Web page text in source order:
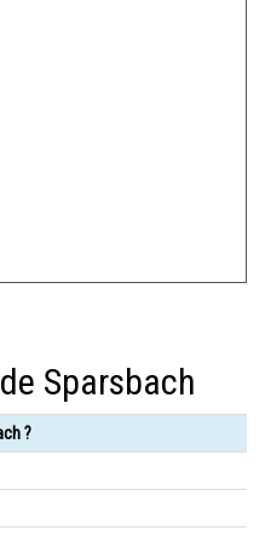
Sparsbach
?